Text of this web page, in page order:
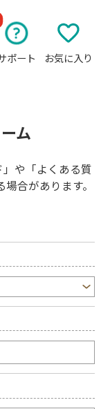
ポート お気に入り
ム
や「よくある質
合があります。